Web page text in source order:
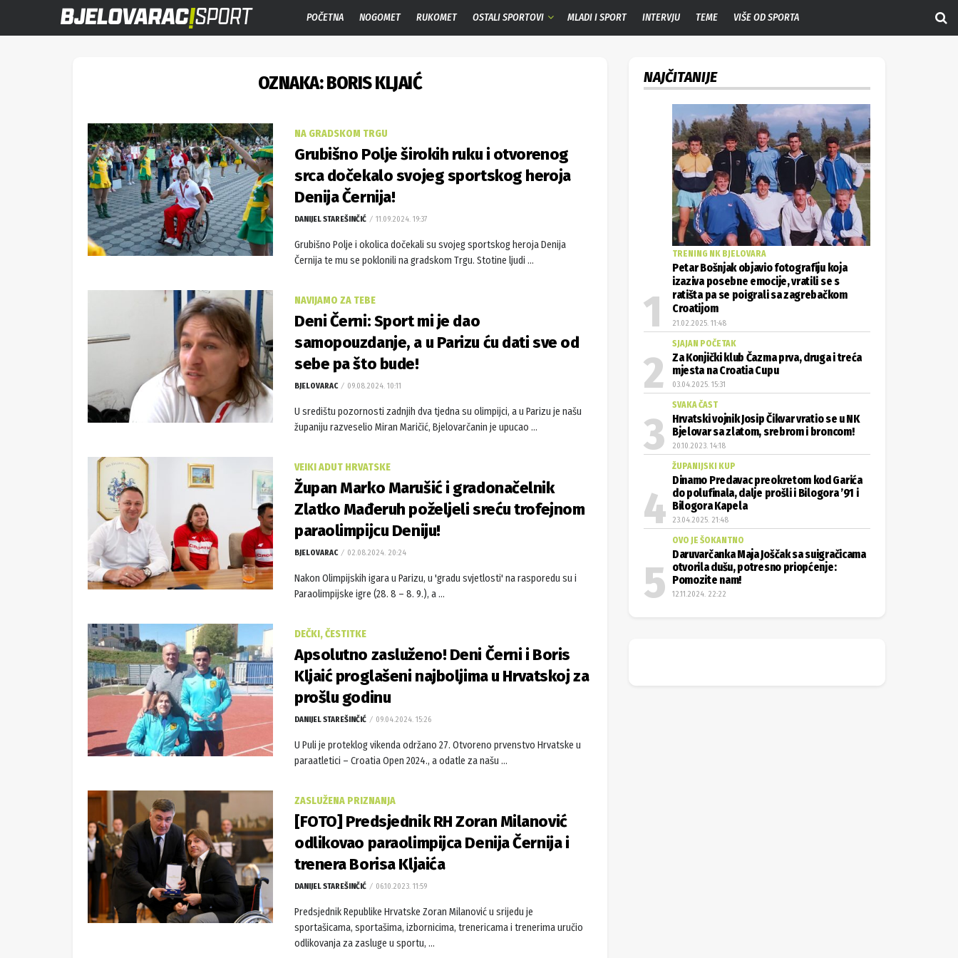
POČETNA NOGOMET RUKOMET OSTALI SPORTOVI MLADI I SPORT INTERVJU TEME VIŠE OD SPORTA
OZNAKA:BORIS KLJAIĆ
NA GRADSKOM TRGU
Grubišno Polje širokih ruku i otvorenog
srca dočekalo svojeg sportskog heroja
Denija Černija!
DANIJEL STAREŠINČIĆ 11.09.2024. 19:37
Grubišno Polje i okolica dočekali su svojeg sportskog heroja Denija
Černija te mu se poklonili na gradskom Trgu. Stotine ljudi ...
NAVIJAMO ZA TEBE
Deni Černi: Sport mi je dao
samopouzdanje, a u Parizu ću dati sve od
sebe pa što bude!
BJELOVARAC 09.08.2024. 10:11
U središtu pozornosti zadnjih dva tjedna su olimpijci, a u Parizu je našu
županiju razveselio Miran Maričić, Bjelovarčanin je upucao ...
VEIKI ADUT HRVATSKE
Župan Marko Marušić i gradonačelnik
Zlatko Mađeruh poželjeli sreću trofejnom
paraolimpijcu Deniju!
BJELOVARAC 02.08.2024. 20:24
Nakon Olimpijskih igara u Parizu, u 'gradu svjetlosti' na rasporedu su i
Paraolimpijske igre (28. 8 – 8. 9.), a ...
DEČKI, ČESTITKE
Apsolutno zasluženo! Deni Černi i Boris
Kljaić proglašeni najboljima u Hrvatskoj za
prošlu godinu
DANIJEL STAREŠINČIĆ 09.04.2024. 15:26
U Puli je proteklog vikenda održano 27. Otvoreno prvenstvo Hrvatske u
paraatletici – Croatia Open 2024., a odatle za našu ...
ZASLUŽENA PRIZNANJA
[FOTO] Predsjednik RH Zoran Milanović
odlikovao paraolimpijca Denija Černija i
trenera Borisa Kljaića
DANIJEL STAREŠINČIĆ 06.10.2023. 11:59
Predsjednik Republike Hrvatske Zoran Milanović u srijedu je
sportašicama, sportašima, izbornicima, trenericama i trenerima uručio
odlikovanja za zasluge u sportu, ...
NAJČITANIJE
TRENING NK BJELOVARA
Petar Bošnjak objavio fotografiju koja
izaziva posebne emocije, vratili se s
ratišta pa se poigrali sa zagrebačkom
Croatijom
21.02.2025. 11:48
SJAJAN POČETAK
Za Konjički klub Čazma prva, druga i treća
mjesta na Croatia Cupu
03.04.2025. 15:31
SVAKA ČAST
Hrvatski vojnik Josip Čikvar vratio se u NK
Bjelovar sa zlatom, srebrom i broncom!
20.10.2023. 14:18
ŽUPANIJSKI KUP
Dinamo Predavac preokretom kod Garića
do polufinala, dalje prošli i Bilogora ’91 i
Bilogora Kapela
23.04.2025. 21:48
OVO JE ŠOKANTNO
Daruvarčanka Maja Joščak sa suigračicama
otvorila dušu, potresno priopćenje:
Pomozite nam!
12.11.2024. 22:22